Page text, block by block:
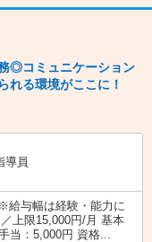
◎コミュニケーション
れる環境がここに！
導員
給与幅は経験・能力に
上限15,000円/月 基本
当：5,000円 資格...